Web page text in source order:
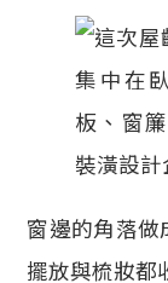
窗邊的角落
擺放與梳妝都